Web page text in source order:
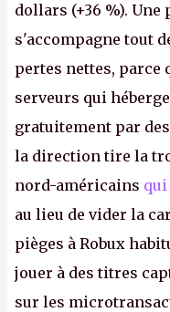
dollars (+36 %).
s'accompagne tout
pertes nettes, parce
serveurs qui
gratuitement par
la direction tire la
nord-américains
au lieu de vider la
pièges à Robux
jouer à des titres
sur les